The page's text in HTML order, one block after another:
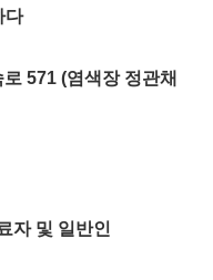
다
571 (염색장 정관채
자 및 일반인